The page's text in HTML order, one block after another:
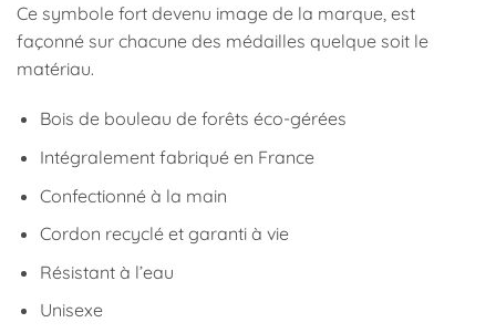
Ce symbole fort devenu image de la marque, est
façonné sur chacune des médailles quelque soit le
matériau.
Bois de bouleau de forêts éco-gérées
Intégralement fabriqué en France
Confectionné à la main
Cordon recyclé et garanti à vie
Résistant à l’eau
Unisexe